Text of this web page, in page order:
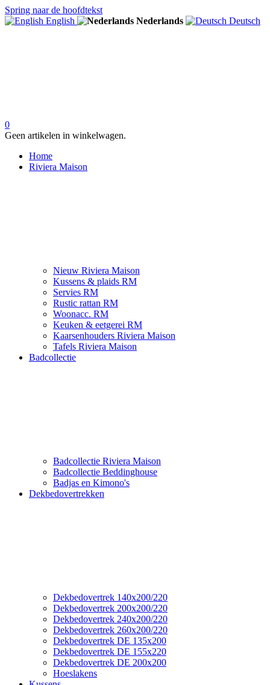
Spring naar de hoofdtekst
English
Nederlands Deutsch
0
Geen artikelen in winkelwagen.
Home
Riviera Maison
Nieuw Riviera Maison
Kussens & plaids RM
Servies RM
Rustic rattan RM
Woonacc. RM
Keuken & eetgerei RM
Kaarsenhouders Riviera Maison
Tafels Riviera Maison
Badcollectie
Badcollectie Riviera Maison
Badcollectie Beddinghouse
Badjas en Kimono's
Dekbedovertrekken
Dekbedovertrek 140x200/220
Dekbedovertrek 200x200/220
Dekbedovertrek 240x200/220
Dekbedovertrek 260x200/220
Dekbedovertrek DE 135x200
Dekbedovertrek DE 155x220
Dekbedovertrek DE 200x200
Hoeslakens